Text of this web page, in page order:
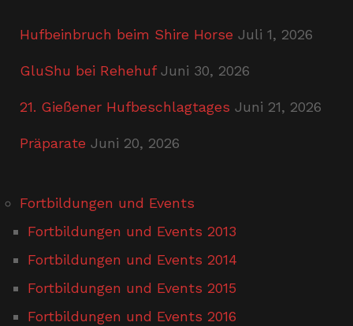
Hufbeinbruch beim Shire Horse Juli 1, 2026
GluShu bei Rehehuf Juni 30, 2026
21. Gießener Hufbeschlagtages Juni 21, 2026
Präparate Juni 20, 2026
Fortbildungen und Events
Fortbildungen und Events 2013
Fortbildungen und Events 2014
Fortbildungen und Events 2015
Fortbildungen und Events 2016